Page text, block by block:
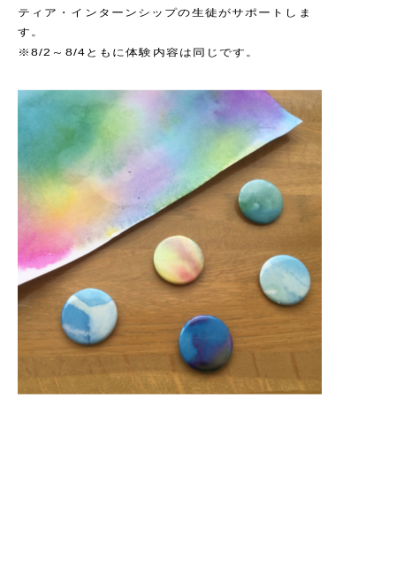
ティア・インターンシップの生徒がサポートしま
す。
※8/2～8/4ともに体験内容は同じです。